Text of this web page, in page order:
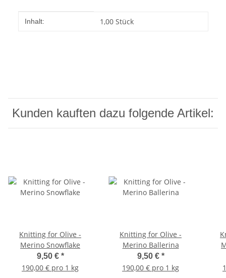
Produkteigenschaft
Wert
Inhalt: 1,00 Stück
Kunden kauften dazu folgende Artikel:
Knitting for Olive -
Merino Snowflake
9,50 € *
190,00 € pro 1 kg
Knitting for Olive -
Merino Ballerina
9,50 € *
190,00 € pro 1 kg